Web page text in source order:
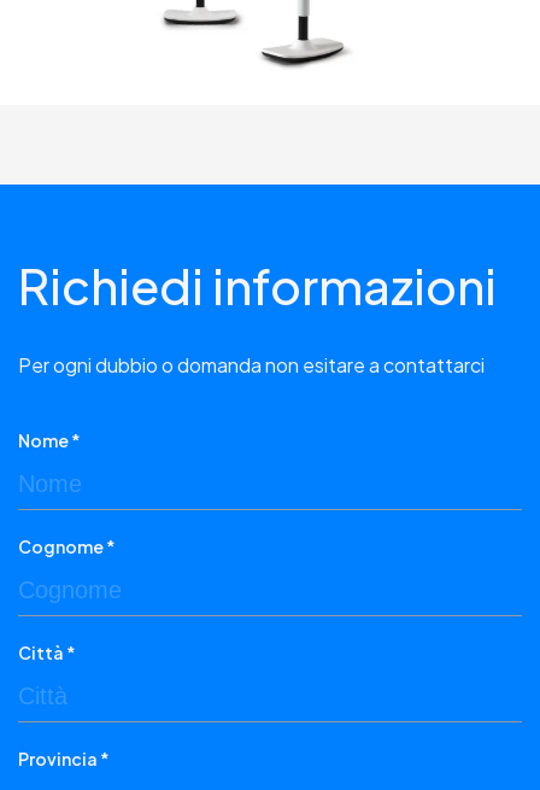
Richiedi informazioni
Per ogni dubbio o domanda non esitare a contattarci
Nome *
Cognome *
Città *
Provincia *